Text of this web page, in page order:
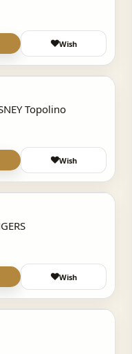
Wish
Topolino
Wish
Wish